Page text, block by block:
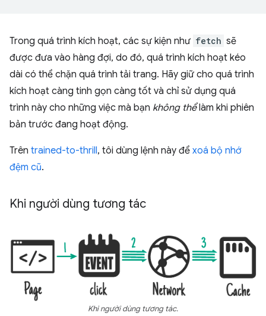
Trong quá trình kích hoạt, các sự kiện như fetch sẽ
được đưa vào hàng đợi, do đó, quá trình kích hoạt kéo
dài có thể chặn quá trình tải trang. Hãy giữ cho quá trình
kích hoạt càng tinh gọn càng tốt và chỉ sử dụng quá
trình này cho những việc mà bạn không thểlàm khi phiên
bản trước đang hoạt động.
Trên trained-to-thrill, tôi dùng lệnh này để xoá bộ nhớ
đệm cũ.
Khi người dùng tương tác
Khi người dùng tương tác.